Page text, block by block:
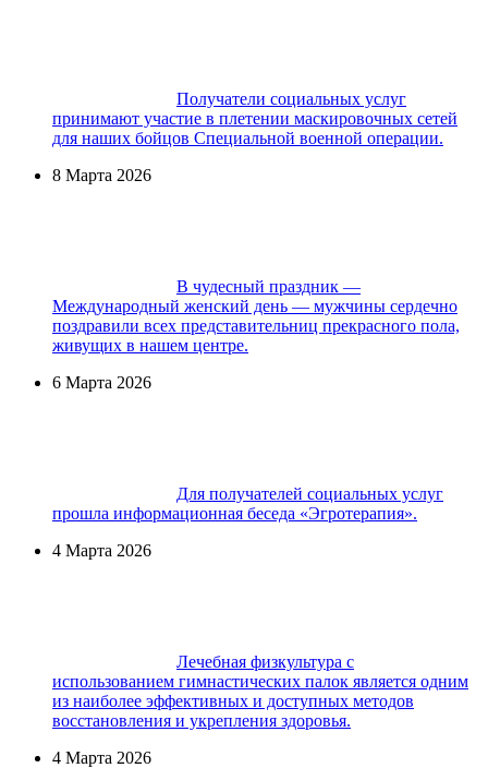
Получатели социальных услуг
принимают участие в плетении маскировочных сетей
для наших бойцов Специальной военной операции.
8 Марта 2026
В чудесный праздник —
Международный женский день — мужчины сердечно
поздравили всех представительниц прекрасного пола,
живущих в нашем центре.
6 Марта 2026
Для получателей социальных услуг
прошла информационная беседа «Эгротерапия».
4 Марта 2026
Лечебная физкультура с
использованием гимнастических палок является одним
из наиболее эффективных и доступных методов
восстановления и укрепления здоровья.
4 Марта 2026